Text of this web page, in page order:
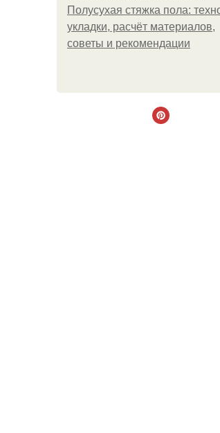
Полусухая стяжка пола:
укладки, расчёт материалов,
советы и рекомендации